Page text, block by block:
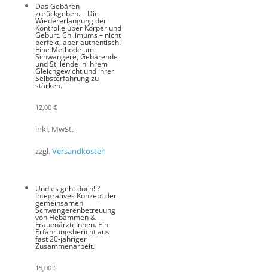
Das Gebären
zurückgeben. – Die
Wiedererlangung der
Kontrolle über Körper und
Geburt. Chilimums – nicht
perfekt, aber authentisch!
Eine Methode um
Schwangere, Gebärende
und Stillende in ihrem
Gleichgewicht und ihrer
Selbsterfahrung zu
stärken.
12,00 €
inkl. MwSt.
zzgl.Versandkosten
Und es geht doch! ?
Integratives Konzept der
gemeinsamen
Schwangerenbetreuung
von Hebammen &
FrauenärzteInnen. Ein
Erfahrungsbericht aus
fast 20-jähriger
Zusammenarbeit.
15,00 €